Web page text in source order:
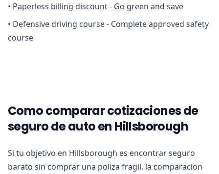
• Paperless billing discount - Go green and save
• Defensive driving course - Complete approved safety
course
Como comparar cotizaciones de
seguro de auto en Hillsborough
Si tu objetivo en Hillsborough es encontrar seguro
barato sin comprar una poliza fragil, la comparacion